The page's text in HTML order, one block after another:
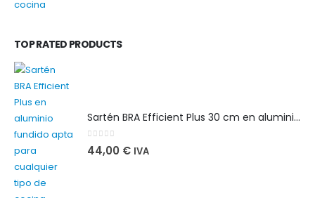
TOP RATED PRODUCTS
Sartén BRA Efficient Plus 30 cm en aluminio fundido apta para cualquier tipo de cocina
0out of 5
44,00 € IVA